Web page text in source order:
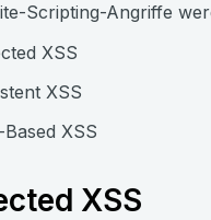
Scripting-Angriffe
XSS
XSS
XSS
XSS